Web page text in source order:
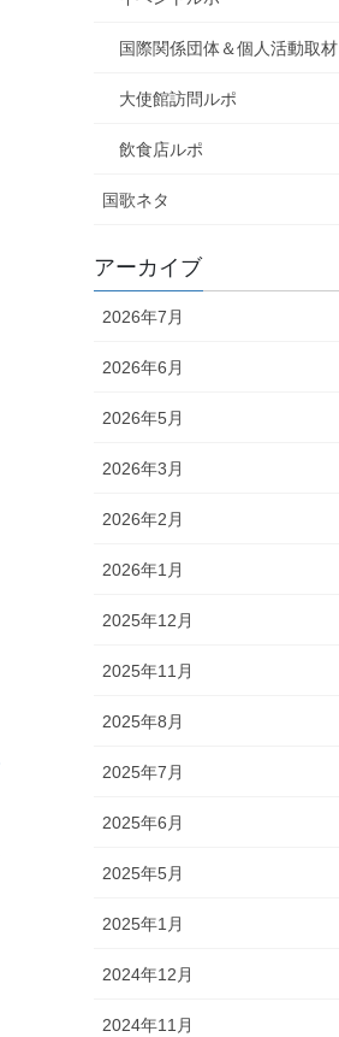
国際関係団体＆個人活動取材
大使館訪問ルポ
飲食店ルポ
国歌ネタ
アーカイブ
2026年7月
2026年6月
2026年5月
2026年3月
2026年2月
2026年1月
2025年12月
2025年11月
2025年8月
2025年7月
2025年6月
2025年5月
2025年1月
2024年12月
2024年11月